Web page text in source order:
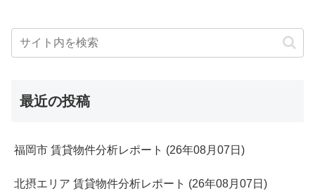
最近の投稿
福岡市 賃貸物件分析レポート (26年08月07日)
北摂エリア 賃貸物件分析レポート (26年08月07日)